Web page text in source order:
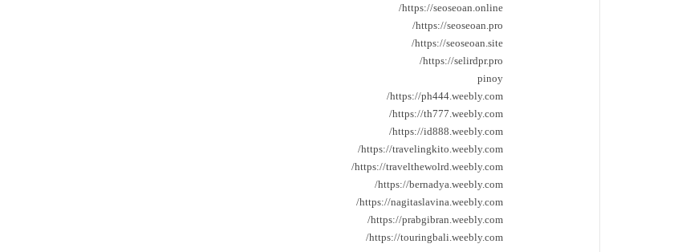
https://seoseoan.online/
https://seoseoan.pro/
https://seoseoan.site/
https://selirdpr.pro/
pinoy
https://ph444.weebly.com/
https://th777.weebly.com/
https://id888.weebly.com/
https://travelingkito.weebly.com/
https://travelthewolrd.weebly.com/
https://bernadya.weebly.com/
https://nagitaslavina.weebly.com/
https://prabgibran.weebly.com/
https://touringbali.weebly.com/